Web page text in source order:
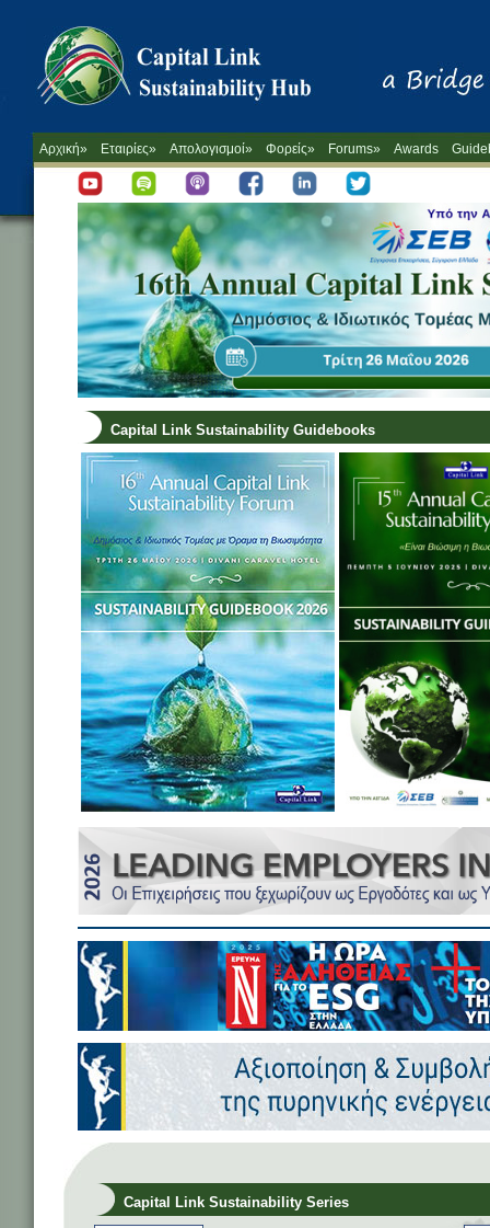
Αρχική» Εταιρίες» Απολογισμοί» Φορείς» Forums» Awards
Capital Link Sustainability Guidebooks
Capital Link Sustainability Series